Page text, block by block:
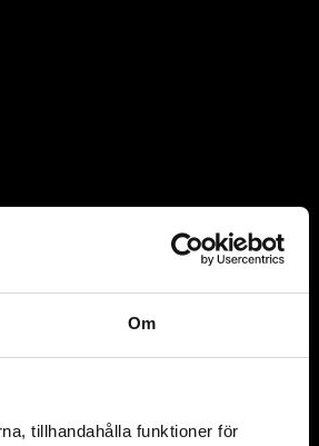
Om
tillhandahålla funktioner för